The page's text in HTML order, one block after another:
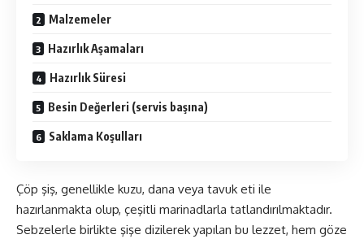
Malzemeler
Hazırlık Aşamaları
Hazırlık Süresi
Besin Değerleri (servis başına)
Saklama Koşulları
Çöp şiş, genellikle kuzu, dana veya tavuk eti ile
hazırlanmakta olup, çeşitli marinadlarla tatlandırılmaktadır.
Sebzelerle birlikte şişe dizilerek yapılan bu lezzet, hem göze